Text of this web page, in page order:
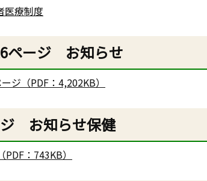
医療制度
ページ お知らせ
ジ（PDF：4,202KB）
お知らせ保健
：743KB）